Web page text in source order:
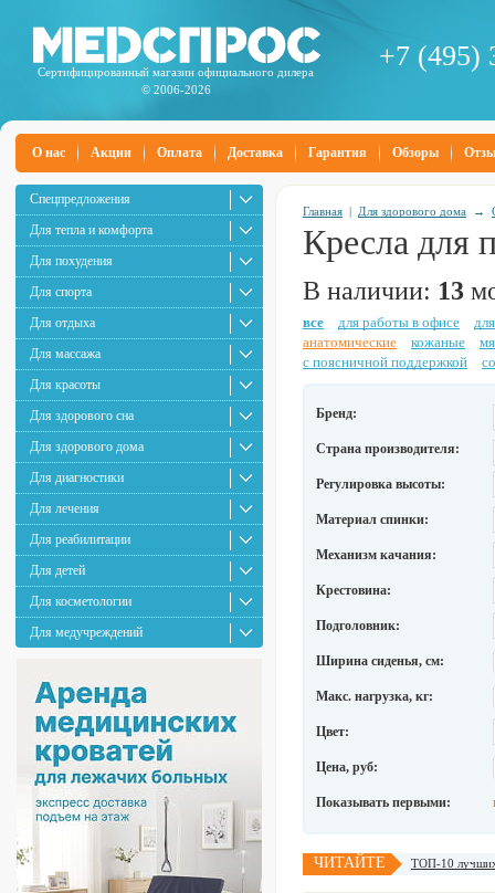
Сертифицированный магазин официального дилера
© 2006-2026
+7 (495)
О нас Акции Оплата Доставка Гарантия Обзоры
Спецпредложения
Для тепла и комфорта
Для похудения
Для спорта
Для отдыха
Для массажа
Для красоты
Для здорового сна
Для здорового дома
Для диагностики
Для лечения
Для реабилитации
Для детей
Для косметологии
Для медучреждений
Главная | Для здорового дома →
Кресла для
В наличии: 13
все для работы в офисе
анатомические
кожаные
с поясничной поддержкой
Бренд:
Страна производителя:
Регулировка высоты:
Материал спинки:
Механизм качания:
Крестовина:
Подголовник:
Ширина сиденья, см:
Макс. нагрузка, кг:
Цвет:
Цена, руб:
Показывать первыми:
ЧИТАЙТЕ ТОП-10 лучших